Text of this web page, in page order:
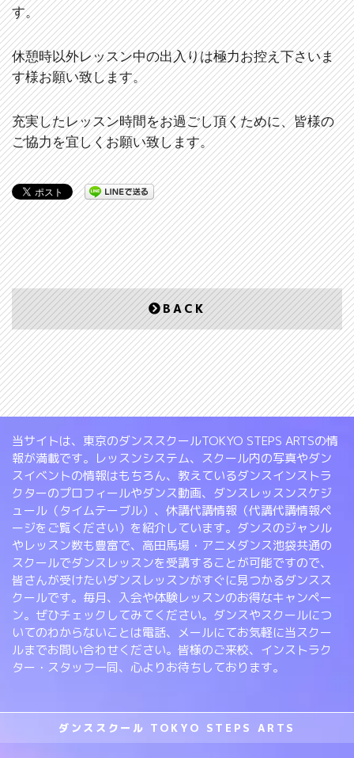
す。
休憩時以外レッスン中の出入りは極力お控え下さいま
す様お願い致します。
充実したレッスン時間をお過ごし頂くために、皆様の
ご協力を宜しくお願い致します。
BACK
当サイトは、東京のダンススクールTOKYO STEPS ARTSの情
報が満載です。レッスンシステム、スクール内の写真やダン
スイベントの情報はもちろん、教えているダンスインストラ
クターのプロフィールやダンス動画、ダンスレッスンスケジ
ュール（タイムテーブル）、休講代講情報（代講代講情報ペ
ージをご覧ください）を紹介しています。ダンスのジャンル
やレッスン数も豊富で、高田馬場・アニメダンス池袋共通の
スクールでダンスレッスンを受講することが可能ですので、
皆さんが受けたいダンスレッスンがすぐに見つかるダンスス
クールです。毎月、入会や体験レッスンのお得なキャンペー
ン。ぜひチェックしてみてください。ダンスやスクールにつ
いてのわからないことは電話、メールにてお気軽に当スクー
ルまでお問い合わせください。皆様のご来校、インストラク
ター・スタッフ一同、心よりお待ちしております。
ダンススクール TOKYO STEPS ARTS